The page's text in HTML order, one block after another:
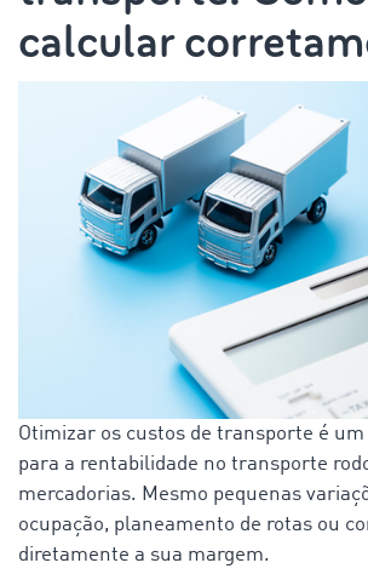
calcular
Otimizar os custos de transporte é
para a rentabilidade no transporte
mercadorias. Mesmo pequenas
ocupação, planeamento de rotas ou
diretamente a sua margem.